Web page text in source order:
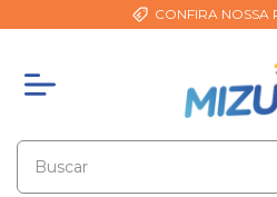
CONFIRA NOSSA